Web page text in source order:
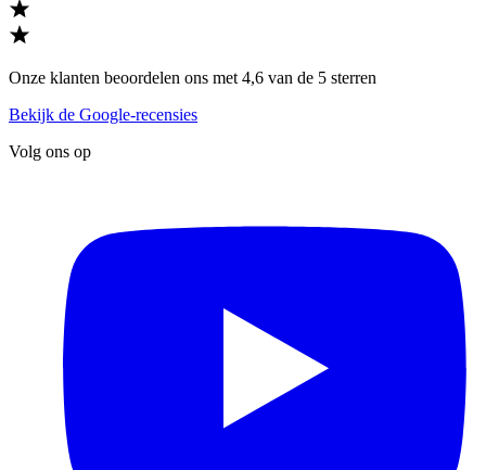
Onze klanten beoordelen ons met 4,6 van de 5 sterren
Bekijk de Google-recensies
Volg ons op